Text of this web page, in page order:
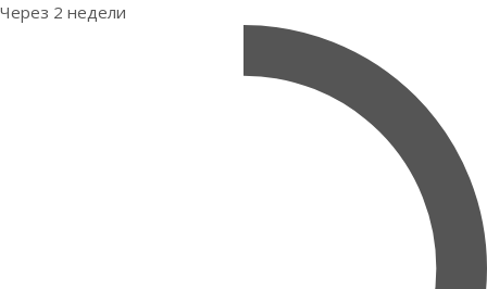
Через 2 недели